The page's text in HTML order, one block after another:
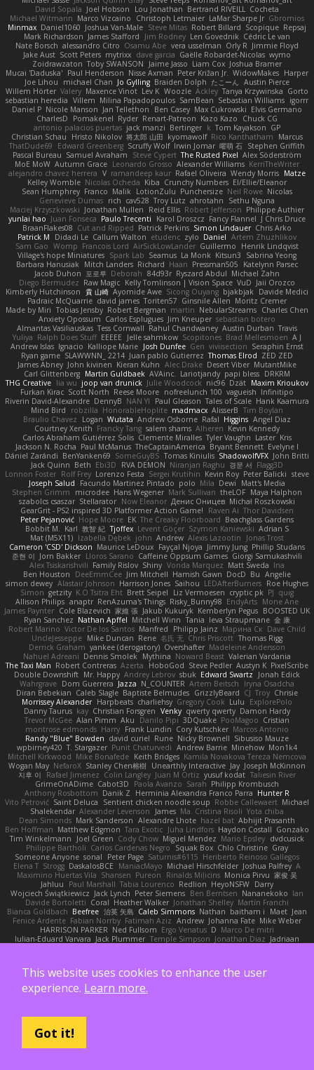
David Sopala Joel Hobson Lou Jonathan Bertrand RIVEILL
Cocheta
Michael Witmann Marco Vizcaino Christoph Letmaier LaMar Sharpe Jr Gbromios
Minmax Daniel1060 Joshua Van-Male Steve Mitas Robert Billard Scopique Repsaj
Mark Richardson James Stafford Jim Rodney Len Govednik Cédric Le van
Nate Borsch alessandro Citro Osamu Abe vera usselman Orly R Jimmie Floyd
Jake Aust Scott Peters mytrixx dave garcia Gaëlle Robardet-Nicolas wymo
Zoidrawzaton Toby SWANSON Jaime Jasso Liam Cox Joshua Bramer
Mucai 'Daduska' Paul Henderson Nisse Axman Peter Križan Jr. WidowMakes Harper
Joe Lihou
michael Chan Jo Gylling Braiden Dolph たこーん
Austin Pierce
Willem Hörter Valery Maxence Vinot Lev K Woozle Ackley Tanya Krzywinska Gorto
sebastian heredia Villem Milina Papadopoulos SamBean Sebastian Williams igorrr
Daniel P Nicole Manson Jan Tellethon Ben Casey Max Cukrowski Elvis Germano
CharlesD
Pomakenel Ryder Renart-Patreon Kazo Kazo
Chuck CG
antonio palacios puertas jack manzi Bertinger k Tom Kayakson GP
Christian Schau
Hristo Nikolov 将太郎 山田 kyomawolf Rico Kanthatham
Marcus
ThatDude69
Edward Greenberg Scruffy Wolf Irwin Jomar 曜萌 石 Stephen Griffith
Pascal Bureau Samuel Avraham Steve Cypert The Rusted Pixel Alex Söderström
MoE MoW Autumn Grace Leonardo Grosso Alexander Williams KerriTheWriter
alejandro chavez herrera V ramandeep kaur Rafael Oliveira Wendy Morris Matze
Kelley Womble Nicolas Ocheda Kiba Crunchy Numbers El/Ellie/Eleanor
Sean Humphrey Franco Malik LotionZulu Punchersize Neil Rowe Nicolas
Genevieve Dumas rich cav528 Troy Lutz ahrotahn
Sethu Nguna
Maciej Krzyszkowski Jonathan Mullen Reid Ellis Robert Jefferson Philippe Authier
yunlai hao Juan Fonseca Paulo Trecenti Karol Droszcz Fancy Flannel J Chris Druce
BraanFlakes08 Cut and Ripped Patrick Perkins Simon Lindauer Chris Arko
Patrick M
Didadi Le Callum Walton etudenc zylo Daniel Artem Zhuzhlikov
Sam Gao Womp Francois Lord AirSickLowLander Guillermo
Henrik Lindqvist
Village's hope Miniatures Spark Lab Seamus La Monk Kitsun3
Sabrina Yeong
Barbara Hanusiak
Mitch Landers Richard Haan Pressman505
Katelynn Parsec
Jacob Duhon 포로루 Deborah 84d93r Ryszard Abdul Michael Zahn
Diego Bermudez Raw Magic Kelly Tomlinson | Vision Space VuD Jaii Orozco
Kimberly Hutchinson 貴 山崎 Ayomide Awe Sicong Ouyang bjakbjak
Davide Medici
Padraic McQuarrie david james Toriten57 Ginsnile Allen Moritz Cremer
Made by Miri Tobias Jensby Robert Bergman martin NebularStreams Charles Chen
Anxiety Opossum Carlos Esplugues Jim Kneuper sebastian botero
Almantas Vasiliauskas Tess Cornwall Rahul Chandwaney Austin Durban Travis
Yuliya Ralph Does Stuff EEEEE Jelle sahmkow Scopitones Brad Mellesmoen A J
Andrew Islas Ignacio Kalliope Marie Josh Dunfee Gen viviisection Seraphin Ernst
Ryan game SLAWWNN_ 2214 Juan pablo Gutierrez Thomas Elrod ZED ZED
James Abney John kivinen Kieran Kuhn Alec Drake Desert Viber MutantMike
Carl Glittenberg Martin Guldbaek AVAinc. Lariotjandy papi bless DRKRM
THG Creative lia wu joop van drunick Julie Woodcock nic96 Dzät Maxim Krioukov
Furkan Kirac Scott North Reese Moore nofreelunch 100 vagueish Infinitipo
Riverin David-Alexandre DennyB NAN YI Paul Gleason Tales of Scale Hank Kaamura
Mind Bird
robzilla HonorableHoplite madmacx AlisserB Tim Boylan
Braulio Chavez
Logan Wutata Andrew Osborne Rafal Higgins Angel Diaz
Courtney Xenith Francky Tang salem shams Alheren Kevin Kennedy
Carlos Abraham Gutiérrez Solis Clemente Miralles Tyler Vaughn Laster Kris
Jackson N. Rocha Paul McManus TheCaptainAmerica Bryant Bennett Evelyne I
Dániel Zarándi BenYanken69 SomeGuyBS Tomas Kiniulis ShadowolfVFX John Britti
Jack Quinn Beth Ebi3D RVA DEMON Niranjan Raghu 경문 서 Flagg3D
Lonnon Foster Rolf Frey Lorenzo Festa Sergei Krutihin Kevin Roy Peter Balicki steve
Joseph Salud
Facundo Martinez Pintado polo Mila Dewi
Matt's Media
Stephen Grimm
microdee Hans Wegener Mark Sullivan theLOF Maya Halphon
szabolcs csaszar Stellarator Now Eleanor Денис Оницев Michał Roszkowski
GearGrit - PS2 inspired 3D Platformer Action Game!
Raven Ai Thor Davidsen
Peter Pejanović Hope Moore EK The Creaky Floorboard Beachglass Gardens
Bobbit M.
Karl 敦智 紀 Tjoffex Levent Göçer Szymon Kaniewski Adrian S
Mat (M5X11) Izabella Dębek john Andrew Alexis Lazootin
Jonas Trost
Cameron 'CSD' Dickson Maurice LeDoux Fayçal Njoya Jimmy Jung Phillip Studans
준현 이 Jorn Bakker Lloros Sarano Caffeine Oppsum Games Giorgi Samukashvili
Alex Tsiskarishvili Family Rislov Shiny Vonda Marquez Matt Sweda Ina
Ben Houston
DeeEmmCee Jim Mitchell Hamish Gawn DocD Bu Angelie
simon dewey Alastair Johnson Harrison Jones Saihou LEDAfterBurners Roe Hughes
Simon getzity K.O Tsitra Eht Brett Seipel Liz Vermoesen cryptic pk PJ quig
Allison Philips anaptr RenAzuma's Things Risky_Bunny98 EndyArts Mone Ane
James Paynter Cole Blazevich 家維 張 Jakub Kukuryk Kemberlyn Pegus BOOSTED UK
Ryan Sanchez Nathan Apffel Mitchell Winn Tania Ieva Straupmane 金 康
Robert Marino Victor De los Santos Manfred Philipp Jainz Марина Ск Dave Child
UncleJesseppe Mike Duncan Rene 名氏 无 Chris Priscott Thomas Rigg
Derrick Graham yankee (derogatory) Overshafter Madeleine Andersson
Nahuel Adreani Dennis Smolek Mythina Noward Beast Valerian Vardania
The Taxi Man Robert Contreras Azerta HoboGod Steve Pedler Austyn K PixelScribe
Double Downshift Mr. Happy Andrey Lebrov sbuk Edward Swartz
Jonah Edick
Wahrgrave Dom Guerrera Jazza N_COUNTER Artem Beitsch
Iryna Osadcha
Diran Bebekian Caleb Slagle Baptiste Belmudes GrizzlyBeard CJ Troy Chrisie
Morrissey Alexander Harpbeats charliehsy Gregory Cook Lulu
ExplorePolo
Danny Taurus kay Christian Forsgren Venky qwerty qwerty Damon Hardy
Trevor McGee Alan Pimm Aku Danilo Pipi 3DQuake PooMagoo Cristian
montrose edmonds Harry Frank Lundin Cory Kutschker Marcos Antonio
Randy "Blue" Bowden david curiel Rune Nicky Brownell Sibusiso Mauze
wpbirney420 T. Stargazer Punit Chaturvedi Andrew Barrie Minehow Mon1k4
Mitchell Kirkwood Mike Bonafede Keith Bridges Kamila Novakova Tereza Nemcova
Wogan May NefaroX Stanley Chen榕樹 Unearthly Interactive Jay Joseph McKinnon
지후 이
Rafael Jimenez Colin Langley Juan M Ortiz yusuf kodat Taliesin River
GrimeOnADime Cabot3D Paola Avanzo Sarah Philipp Krombusch
Anthony Rosbottom Danik Z Herminia Alexandra Franco Parra Hunter R
Vito Petrović Saint Deluca Sentient chicken noodle soup Robbe Callewaert Michael
Shalekendar Alexander Levenson James Ma. Cristina Risoli Yota chiba
Dean Simonds Mark Sanderson Alexandre Lhote hazel bat Abhijit Prasanth
Ben Hoffman Matthew Edgmon Tara Exotic Juha Lindfors Haydon Costall Gonzako
Tim Winkelmann
Joel Green Cody Chow Miguel Mendez Mario Epsley dvdcusick
Philippe Bartholi Carlos Cardenas Negro Squak Box Chlo Christine Gray
Someone Anyone sonal Peter Page Saturnis#6115 Heriberto Reinoso Gallegos
Elena T Strogg DaskalosBCE ManiacMayo Michael Hirschfelder Joshua Palfrey A
Maximino Huertas Vila Shansen Pureon Rinalds Miļicins Monica Pirvu 家俊 吴
Jahluu
Paul Marshall Tabia Lourenco Redlion HeyoNSFW Darry
Wojciech Świątkiewicz Jack Lynch Peter Siemens Ben Berntsen Nananekoko Ian
Davide Bortoletti Coral Heather Walker Jonathan Shelley Martín Franchi
Bianca Goldbach Beefree 治英 矢島 Caleb Simmons Nathan baitham i Maet Jean
Fenice Ardente Fabian Norrby Fatimah Aziz Andrew Johanna Fate Mike Weber
HARRISON PARKER Ned Fullsom Ergo Venatus D Marco De mitri
Iulian-Eduard Varvara Jack Plummer Temple Simpson Jonathan Diaz Jadriaan
Yashi Zeng
Jacob Schelbert Malignant Hardy J Moritz S. Chihirios Ethan Mulwee
Jonathan Correa
Rose Jhon Magdalena
JaaySweeney Andrei Tabone Ruslana Dutchak
Carmine Ciccone
Quade Zaban Aleksandra Davydenko
Masanyao Andreas Gohl
This website uses cookies to enhance the user
experience. Learn more.
Got it!